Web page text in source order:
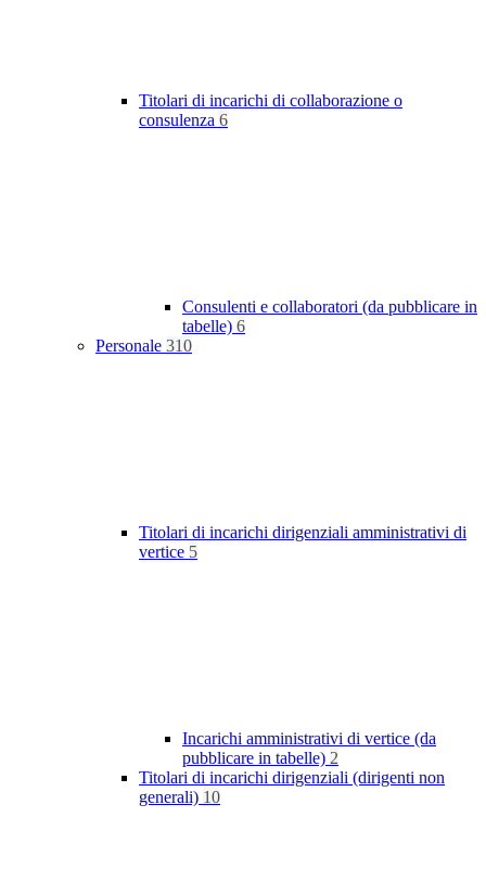
Titolari di incarichi di collaborazione o
consulenza 6
Consulenti e collaboratori (da pubblicare in
tabelle) 6
Personale 310
Titolari di incarichi dirigenziali amministrativi di
vertice 5
Incarichi amministrativi di vertice (da
pubblicare in tabelle) 2
Titolari di incarichi dirigenziali (dirigenti non
generali) 10